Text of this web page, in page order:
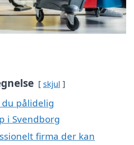
skjul
pålidelig
i Svendborg
firma der kan